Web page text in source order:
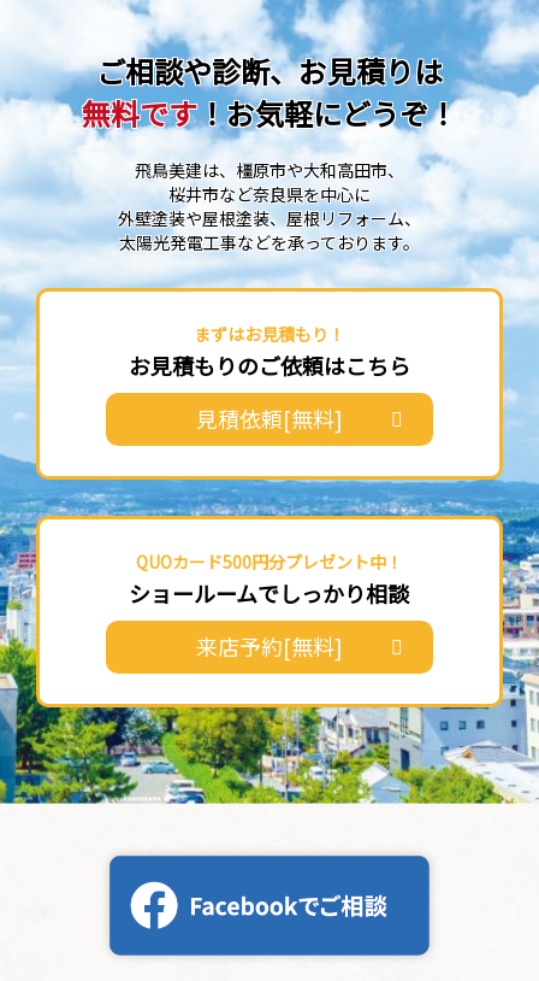
ご相談や診断、お見積りは
無料です！お気軽にどうぞ！
飛鳥美建は、橿原市や大和高田市、
桜井市など奈良県を中心に
外壁塗装や屋根塗装、屋根リフォーム、
太陽光発電工事などを承っております。
まずはお見積もり！
お見積もりのご依頼はこちら
見積依頼[無料]
QUOカード500円分プレゼント中！
ショールームでしっかり相談
来店予約[無料]